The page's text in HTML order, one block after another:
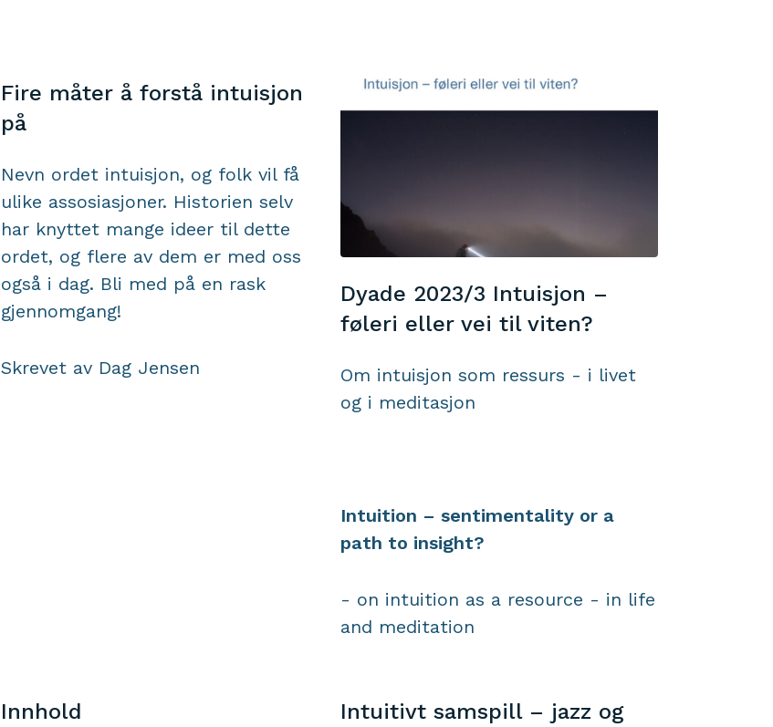
Fire måter å forstå intuisjon
på
Nevn ordet intuisjon, og folk vil få
ulike assosiasjoner. Historien selv
har knyttet mange ideer til dette
ordet, og flere av dem er med oss
også i dag. Bli med på en rask
gjennomgang!
Skrevet av Dag Jensen
Dyade 2023/3 Intuisjon –
føleri eller vei til viten?
Om intuisjon som ressurs - i livet
og i meditasjon
Intuition – sentimentality or a
path to insight?
- on intuition as a resource - in life
and meditation
Innhold
Intuitivt samspill – jazz og